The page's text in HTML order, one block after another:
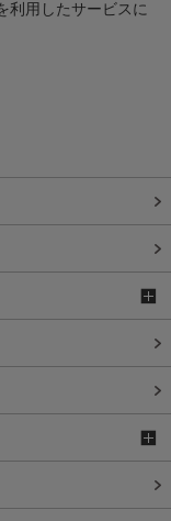
利用したサービスに